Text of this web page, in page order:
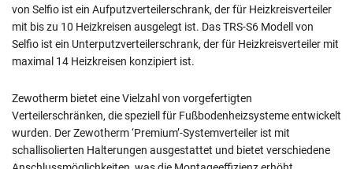
von Selfio ist ein Aufputzverteilerschrank, der für Heizkreisverteiler
mit bis zu 10 Heizkreisen ausgelegt ist. Das TRS-S6 Modell von
Selfio ist ein Unterputzverteilerschrank, der für Heizkreisverteiler mit
maximal 14 Heizkreisen konzipiert ist.
Zewotherm bietet eine Vielzahl von vorgefertigten
Verteilerschränken, die speziell für Fußbodenheizsysteme entwickelt
wurden. Der Zewotherm ‘Premium’-Systemverteiler ist mit
schallisolierten Halterungen ausgestattet und bietet verschiedene